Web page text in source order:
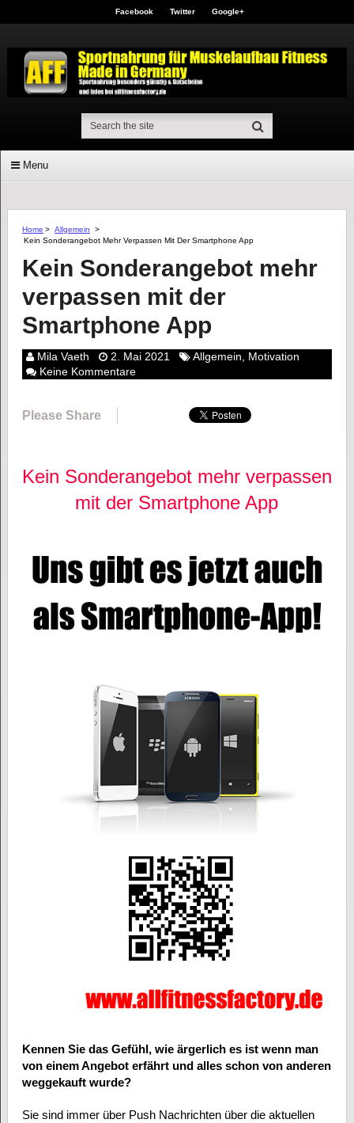
Facebook Twitter Google+
Menu
Home > Allgemein
>
Kein Sonderangebot Mehr Verpassen Mit Der Smartphone App
Kein Sonderangebot mehr
verpassen mit der
Smartphone App
Mila Vaeth 2. Mai 2021 Allgemein, Motivation
Keine Kommentare
Please Share
Kein Sonderangebot mehr verpassen
mit der Smartphone App
Kennen Sie das Gefühl, wie ärgerlich es ist wenn man
von einem Angebot erfährt und alles schon von anderen
weggekauft wurde?
Sie sind immer über Push Nachrichten über die aktuellen